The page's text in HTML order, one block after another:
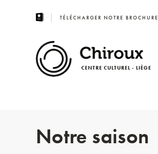
TÉLÉCHARGER NOTRE BROCHURE
CENTRE CULTUREL - LIÈGE
Notre saison